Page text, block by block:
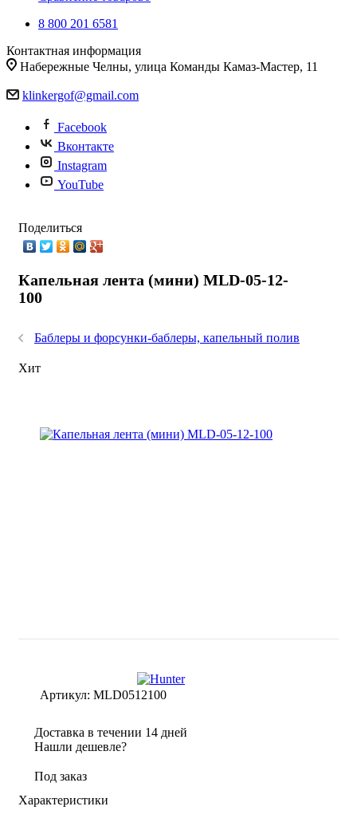
8 800 201 6581
Контактная информация
Набережные Челны, улица Команды Камаз-Мастер, 11
klinkergof@gmail.com
Facebook
Вконтакте
Instagram
YouTube
Поделиться
Капельная лента (мини) MLD-05-12-
100
Баблеры и форсунки-баблеры, капельный полив
Хит
Артикул: MLD0512100
Доставка в течении 14 дней
Нашли дешевле?
Под заказ
Характеристики